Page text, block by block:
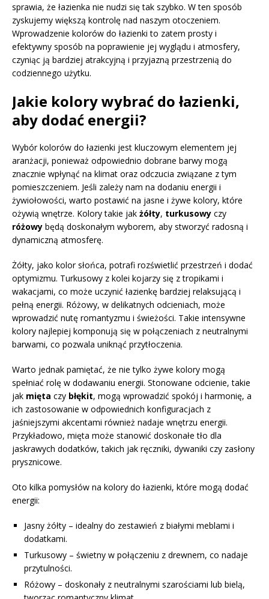
sprawia, że łazienka nie nudzi się tak szybko. W ten sposób
zyskujemy większą kontrolę nad naszym otoczeniem.
Wprowadzenie kolorów do łazienki to zatem prosty i
efektywny sposób na poprawienie jej wyglądu i atmosfery,
czyniąc ją bardziej atrakcyjną i przyjazną przestrzenią do
codziennego użytku.
Jakie kolory wybrać do łazienki,
aby dodać energii?
Wybór kolorów do łazienki jest kluczowym elementem jej
aranżacji, ponieważ odpowiednio dobrane barwy mogą
znacznie wpłynąć na klimat oraz odczucia związane z tym
pomieszczeniem. Jeśli zależy nam na dodaniu energii i
żywiołowości, warto postawić na jasne i żywe kolory, które
ożywią wnętrze. Kolory takie jak żółty, turkusowy czy
różowy będą doskonałym wyborem, aby stworzyć radosną i
dynamiczną atmosferę.
Żółty, jako kolor słońca, potrafi rozświetlić przestrzeń i dodać
optymizmu. Turkusowy z kolei kojarzy się z tropikami i
wakacjami, co może uczynić łazienkę bardziej relaksującą i
pełną energii. Różowy, w delikatnych odcieniach, może
wprowadzić nutę romantyzmu i świeżości. Takie intensywne
kolory najlepiej komponują się w połączeniach z neutralnymi
barwami, co pozwala uniknąć przytłoczenia.
Warto jednak pamiętać, że nie tylko żywe kolory mogą
spełniać rolę w dodawaniu energii. Stonowane odcienie, takie
jak mięta czy błękit, mogą wprowadzić spokój i harmonię, a
ich zastosowanie w odpowiednich konfiguracjach z
jaśniejszymi akcentami również nadaje wnętrzu energii.
Przykładowo, mięta może stanowić doskonałe tło dla
jaskrawych dodatków, takich jak ręczniki, dywaniki czy zasłony
prysznicowe.
Oto kilka pomysłów na kolory do łazienki, które mogą dodać
energii:
Jasny żółty – idealny do zestawień z białymi meblami i
dodatkami.
Turkusowy – świetny w połączeniu z drewnem, co nadaje
przytulności.
Różowy – doskonały z neutralnymi szarościami lub bielą,